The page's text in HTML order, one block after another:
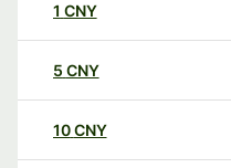
1 CNY
5 CNY
10CNY